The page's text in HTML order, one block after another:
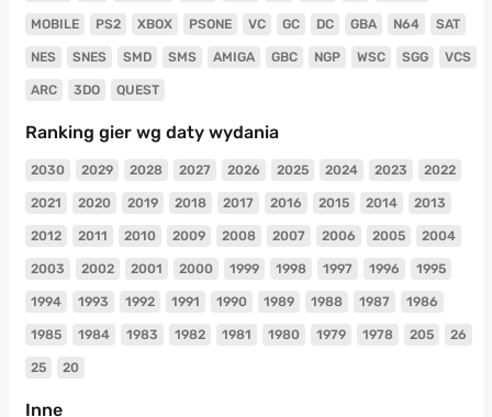
MOBILE PS2 XBOX PSONE VC GC DC GBA N64 SAT
NES SNES SMD SMS AMIGA GBC NGP WSC SGG VCS
ARC 3DO QUEST
Ranking gier wg daty wydania
2030 2029 2028 2027 2026 2025 2024 2023 2022
2021 2020 2019 2018 2017 2016 2015 2014 2013
2012 2011 2010 2009 2008 2007 2006 2005 2004
2003 2002 2001 2000 1999 1998 1997 1996 1995
1994 1993 1992 1991 1990 1989 1988 1987 1986
1985 1984 1983 1982 1981 1980 1979 1978 205 26
25 20
Inne